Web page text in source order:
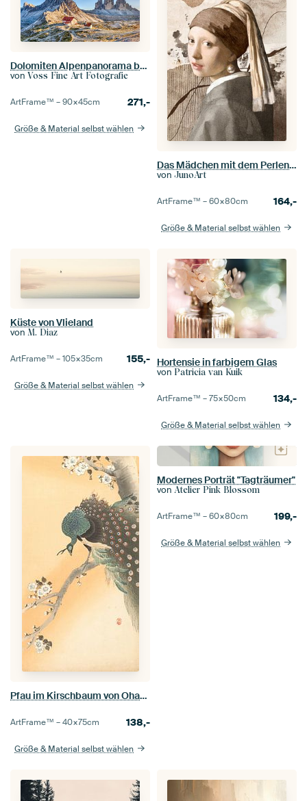
Dolomiten Alpenpanorama bei den drei Zinnen in Südtirol
von Voss Fine Art Fotografie
ArtFrame™ –90×45cm 271,-
Größe & Material selbst wählen
Das Mädchen mit dem Perlenohrring - Abstrakt
von JunoArt
ArtFrame™ –60×80cm 164,-
Größe & Material selbst wählen
Küste von Vlieland
von M. Diaz
ArtFrame™ –105×35cm 155,-
Größe & Material selbst wählen
Hortensie in farbigem Glas
von Patricia van Kuik
ArtFrame™ –75×50cm 134,-
Größe & Material selbst wählen
Pfau im Kirschbaum von Ohara Koson
ArtFrame™ –40×75cm 138,-
Größe & Material selbst wählen
Modernes Porträt "Tagträumer"
von Atelier Pink Blossom
ArtFrame™ –60×80cm 199,-
Größe & Material selbst wählen